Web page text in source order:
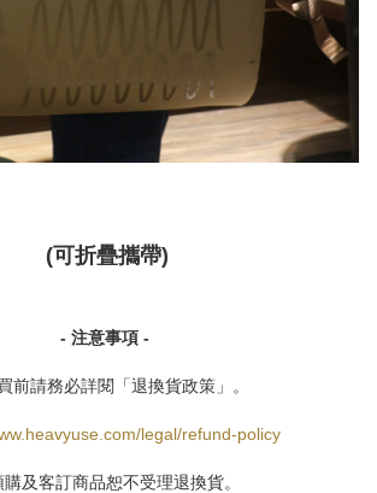
(可折疊攜帶)
- 注意事項 -
前請務必詳閱「退換貨政策」。
legal/refund-policy
購及客訂商品恕不受理退換貨。